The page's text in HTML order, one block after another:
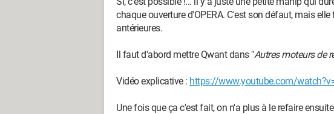
chaque ouverture d'OPERA. C'est son défaut, mais
antérieures.
Il faut d'abord mettre Qwant dans "Autres moteurs de
Vidéo explicative : https://www.youtube.com/
Une fois que ça c'est fait, on n'a plus à le refaire